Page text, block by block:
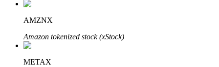
AMZNX
Amazon tokenized stock (xStock)
METAX